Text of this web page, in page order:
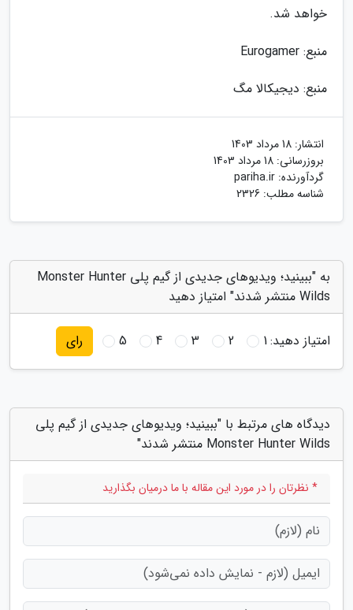
خواهد شد.
منبع: Eurogamer
منبع: دیجیکالا مگ
انتشار: 18 مرداد 1403
بروزرسانی: 18 مرداد 1403
گردآورنده: pariha.ir
شناسه مطلب: 2326
به "ببینید؛ ویدیوهای جدیدی از گیم پلی Monster Hunter
Wilds منتشر شدند" امتیاز دهید
امتیاز دهید:1
2
3
4
5 رای
دیدگاه های مرتبط با "ببینید؛ ویدیوهای جدیدی از گیم پلی
Monster Hunter Wilds منتشر شدند"
* نظرتان را در مورد این مقاله با ما درمیان بگذارید